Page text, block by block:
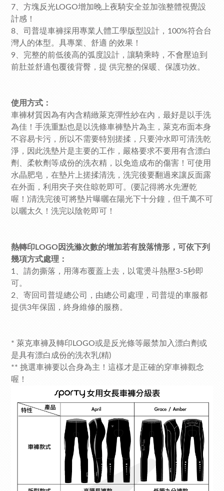
7、方塊反光LOGO增加晚上夜騎安全並加強整體視覺設
計感！
8、司普堤車褲採用專業人體工學版型設計，100%符合台
灣人的体型。具專業、舒適 的效果！
9、完整的前低後高的弧度設計，讓騎乘時，不會壓迫到
前肚並舒適包覆後背臀，提 供完整的保暖、保護功效。
使用方式：
車褲材質因為有內含精緻萊克彈性紗在內，最好是以手洗
為佳！手洗重點也是以洗條車褲墊片為主，萊克布面本身
不容易卡污，所以不需要特別搓揉，只要沖水即可清洗乾
淨，因此洗墊片是主要的工作，嚴格要求不要用有含漂白
劑、柔軟劑等成份的洗衣精，以免造成布的傷害！可使用
水晶肥皂，在墊片上搓揉清洗，洗完後要翻過來讓反面露
在外面，利用夾子夾住晾乾即可。(要記得將水先瀝乾
喔！)清洗完後可將墊片曝曬在陽光下十分鐘，但千萬不可
以曬太久！洗完以陰乾即可！
熱轉印LOGO因洗滌次數的增加若有脫落情形，可依下列
幾項方式處理：
1、請勿撕落，用薄布覆蓋上去，以電燙斗熱壓3-5秒即
可。
2、寄回司普堤總公司，由總公司處理， 司普堤的車服都
提供3年保固，終身維修的服務。
* 萊克車褲及轉印LOGO或是反光條等嚴禁加入漂白劑或
是具有漂白成份的洗衣乳(精)
** 挑選車褲要以合身為主！這樣才是正確的穿車褲觀念
喔！